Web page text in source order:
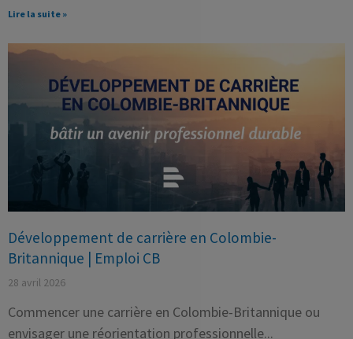
Lire la suite »
Développement de carrière en Colombie-
Britannique | Emploi CB
28 avril 2026
Commencer une carrière en Colombie-Britannique ou
envisager une réorientation professionnelle